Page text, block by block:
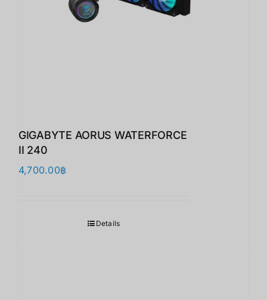
GIGABYTE AORUS WATERFORCE
II 240
4,700.00฿
Details